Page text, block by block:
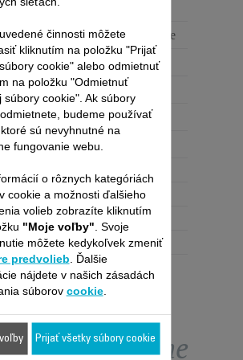
Ohrievanie a fúkanie
Prirodzené
Iný
0 W
si exkluzívne
činnosti môžete
kliknutím na položku "Prijať
cookie" alebo odmietnuť
na položku "Odmietnuť
súbory cookie". Ak súbory
budeme používať
sú nevyhnutné na
fungovanie webu.
o rôznych kategóriách
cookie a možnosti ďalšieho
volieb zobrazíte kliknutím
"Moje voľby" . Svoje
môžete kedykoľvek zmeniť
predvolieb . Ďalšie
nájdete v našich zásadách
súborov cookie.
Prijať všetky súbory cookie